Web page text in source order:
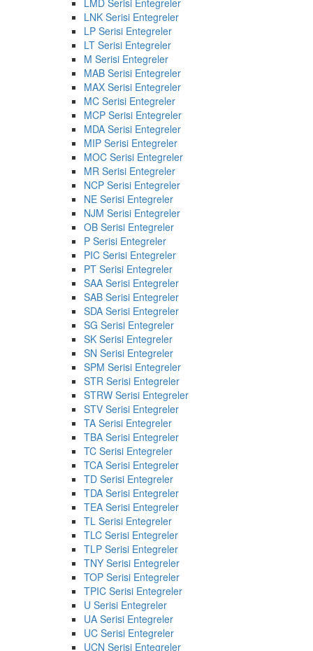
LNK Serisi Entegreler
LP Serisi Entegreler
LT Serisi Entegreler
M Serisi Entegreler
MAB Serisi Entegreler
MAX Serisi Entegreler
MC Serisi Entegreler
MCP Serisi Entegreler
MDA Serisi Entegreler
MIP Serisi Entegreler
MOC Serisi Entegreler
MR Serisi Entegreler
NCP Serisi Entegreler
NE Serisi Entegreler
NJM Serisi Entegreler
OB Serisi Entegreler
P Serisi Entegreler
PIC Serisi Entegreler
PT Serisi Entegreler
SAA Serisi Entegreler
SAB Serisi Entegreler
SDA Serisi Entegreler
SG Serisi Entegreler
SK Serisi Entegreler
SN Serisi Entegreler
SPM Serisi Entegreler
STR Serisi Entegreler
STRW Serisi Entegreler
STV Serisi Entegreler
TA Serisi Entegreler
TBA Serisi Entegreler
TC Serisi Entegreler
TCA Serisi Entegreler
TD Serisi Entegreler
TDA Serisi Entegreler
TEA Serisi Entegreler
TL Serisi Entegreler
TLC Serisi Entegreler
TLP Serisi Entegreler
TNY Serisi Entegreler
TOP Serisi Entegreler
TPIC Serisi Entegreler
U Serisi Entegreler
UA Serisi Entegreler
UC Serisi Entegreler
UCN Serisi Entegreler